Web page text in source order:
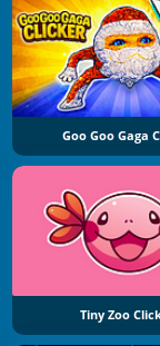
Goo Goo Gaga
Tiny Zoo